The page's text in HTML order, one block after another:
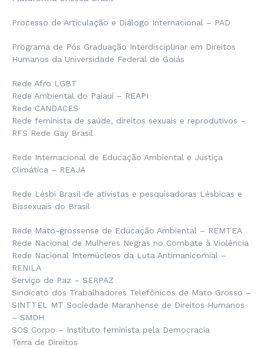
Processo de Articulação e Diálogo Internacional – PAD
Programa de Pós Graduação Interdisciplinar em Direitos
Humanos da Universidade Federal de Goiás
Rede Afro LGBT
Rede Ambiental do Paiauí – REAPI
Rede CANDACES
Rede feminista de saúde, direitos sexuais e reprodutivos –
RFS Rede Gay Brasil
Rede Internacional de Educação Ambiental e Justiça
Climática – REAJA
Rede Lésbi Brasil de ativistas e pesquisadoras Lésbicas e
Bissexuais do Brasil
Rede Mato-grossense de Educação Ambiental – REMTEA
Rede Nacional de Mulheres Negras no Combate à Violência
Rede Nacional Internúcleos da Luta Antimanicomial –
RENILA
Serviço de Paz – SERPAZ
Sindicato dos Trabalhadores Telefônicos de Mato Grosso –
SINTTEL MT Sociedade Maranhense de Direitos Humanos
– SMDH
SOS Corpo – Instituto feminista pela Democracia
Terra de Direitos